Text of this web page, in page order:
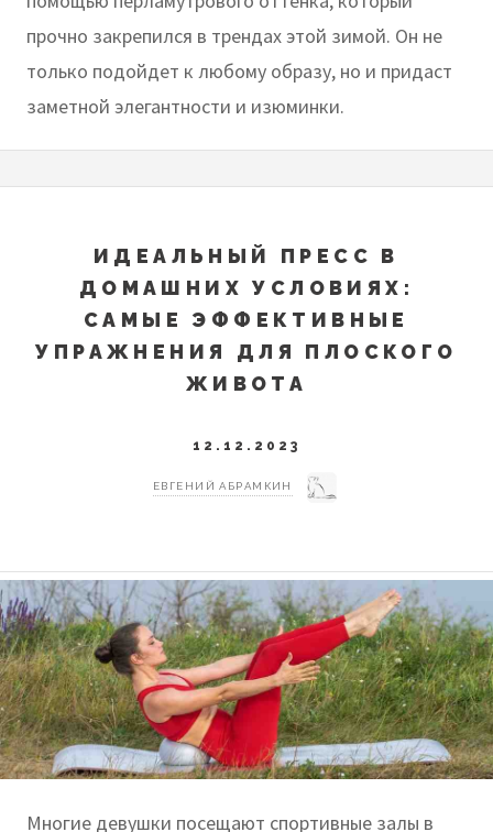
прочно закрепился в трендах этой зимой. Он не
только подойдет к любому образу, но и придаст
заметной элегантности и изюминки.
ИДЕАЛЬНЫЙ ПРЕСС В
ДОМАШНИХ УСЛОВИЯХ:
САМЫЕ ЭФФЕКТИВНЫЕ
УПРАЖНЕНИЯ ДЛЯ ПЛОСКОГО
ЖИВОТА
12.12.2023
ЕВГЕНИЙ АБРАМКИН
Многие девушки посещают спортивные залы в